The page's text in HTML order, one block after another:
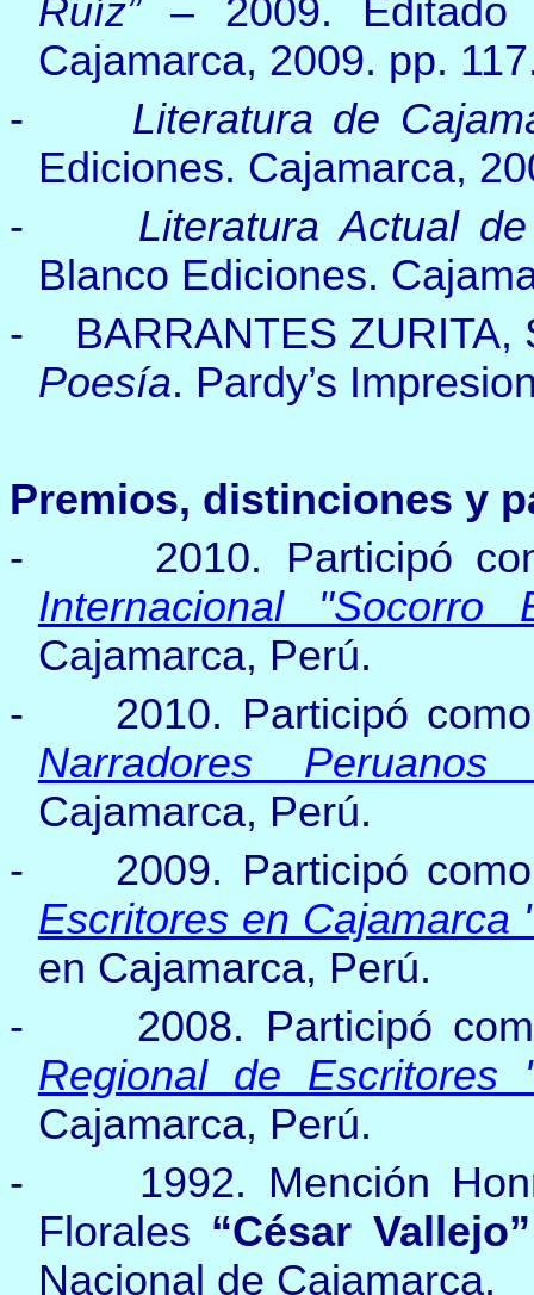
Ruíz”– 2009. Editado
Cajamarca, 2009. pp.
-
Literatura de
Ediciones. Cajamarca,
-
Literatura Actual
Blanco Ediciones.
-
BARRANTES
Poesía. Pardy’s
Premios, distinciones y
-
2010. Participó
Internacional "Socorro
Cajamarca, Perú.
-
2010. Participó
Narradores Peruanos
Cajamarca, Perú.
-
2009. Participó
Escritores en Cajamarca
en Cajamarca, Perú.
-
2008. Participó
Regional de Escritores
Cajamarca, Perú.
-
1992. Mención
Florales “César Vallejo”
Nacional de Cajamarca.